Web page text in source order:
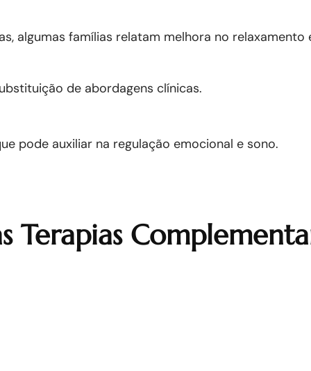
algumas famílias relatam melhora no relaxamento
de abordagens clínicas.
pode auxiliar na regulação emocional e sono.
Terapias